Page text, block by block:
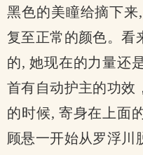
黑色的美瞳给摘下
复至正常的颜色。看
的, 她现在的力量还
首有自动护主的功效
的时候, 寄身在上面
顾悬一开始从罗浮川